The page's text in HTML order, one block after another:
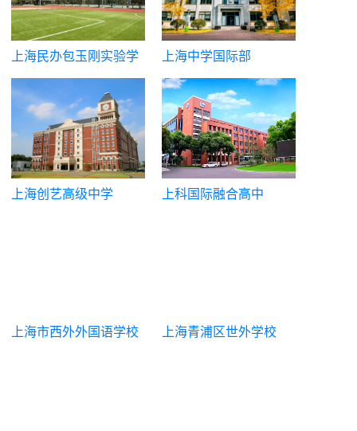
上海民办包玉刚实验学
校
上海中学国际部
上海创艺高级中学 上科国际融合高中
上海市西外外国语学校
上海青浦区世外学校